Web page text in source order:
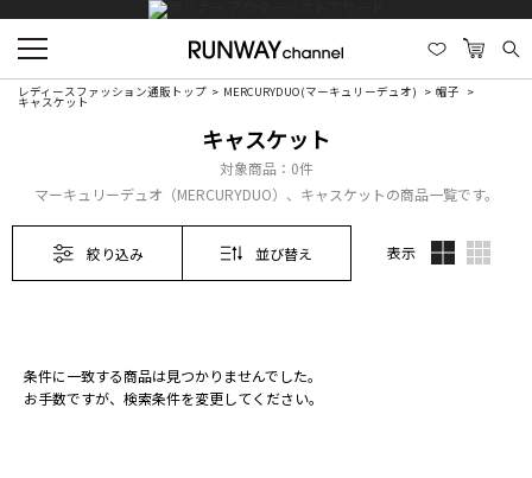
レディースファッション通販トップ MERCURYDUO(マーキュリーデュオ) 帽子
キャスケット
キャスケット
対象商品： 0件
マーキュリーデュオ（MERCURYDUO）、キャスケットの商品一覧です。
絞り込み 並び替え 表示
条件に一致する商品は見つかりませんでした。
お手数ですが、検索条件を変更してください。